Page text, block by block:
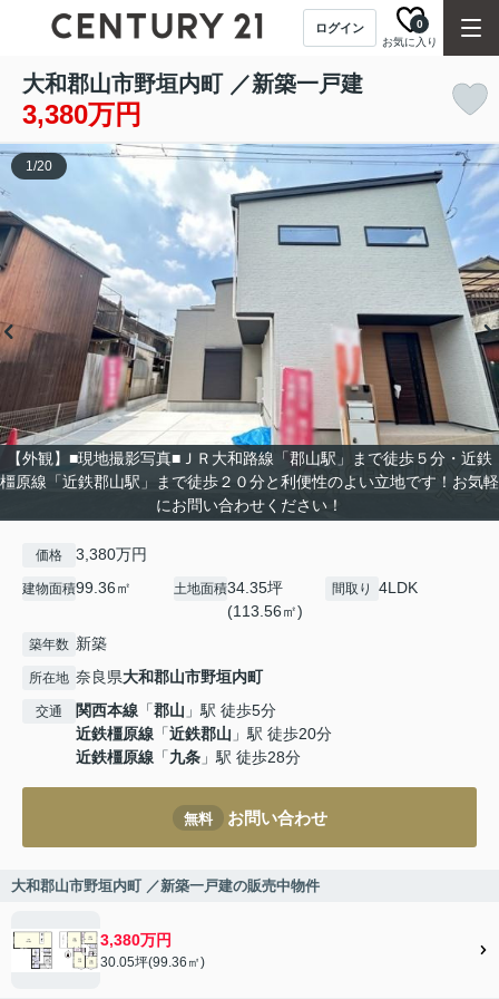
ログイン
お気に入り
0
大和郡山市野垣内町 ／新築一戸建
3,380万円
【外観】■現地撮影写真■ＪＲ大和路線「郡山駅」まで徒歩５分・近鉄
橿原線「近鉄郡山駅」まで徒歩２０分と利便性のよい立地です！お気軽
にお問い合わせください！
1/20
価格 3,380万円
建物面積99.36㎡ 土地面積34.35坪
(113.56㎡)
間取り 4LDK
築年数 新築
所在地 奈良県大和郡山市野垣内町
交通 関西本線 「郡山 」駅 徒歩5分
近鉄橿原線 「近鉄郡山 」駅 徒歩20分
近鉄橿原線 「九条 」駅 徒歩28分
無料 お問い合わせ
大和郡山市野垣内町 ／新築一戸建の販売中物件
3,380万円
30.05坪(99.36㎡)